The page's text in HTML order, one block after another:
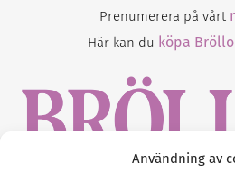
Användning av
Prenumerera på vårt
Här kan du köpa